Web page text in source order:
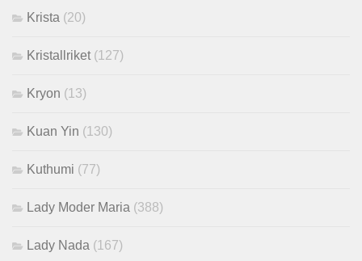
Krista (20)
Kristallriket (127)
Kryon (13)
Kuan Yin (130)
Kuthumi (77)
Lady Moder Maria (388)
Lady Nada (167)